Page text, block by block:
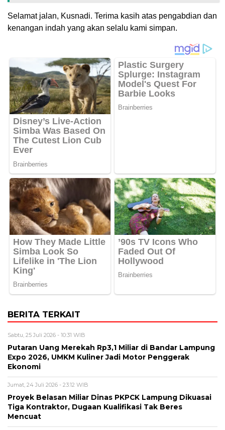
Selamat jalan, Kusnadi. Terima kasih atas pengabdian dan
kenangan indah yang akan selalu kami simpan.
BERITA TERKAIT
Sabtu, 25 Juli 2026 - 10:31 WIB
Putaran Uang Merekah Rp3,1 Miliar di Bandar Lampung
Expo 2026, UMKM Kuliner Jadi Motor Penggerak
Ekonomi
Jumat, 24 Juli 2026 - 23:12 WIB
Proyek Belasan Miliar Dinas PKPCK Lampung Dikuasai
Tiga Kontraktor, Dugaan Kualifikasi Tak Beres
Mencuat